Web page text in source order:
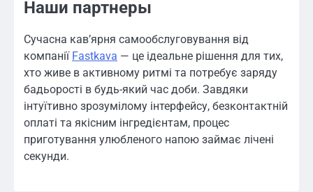
Наши партнеры
Сучасна кав’ярня самообслуговування від
компанії Fastkava — це ідеальне рішення для тих,
хто живе в активному ритмі та потребує заряду
бадьорості в будь-який час доби. Завдяки
інтуїтивно зрозумілому інтерфейсу, безконтактній
оплаті та якісним інгредієнтам, процес
приготування улюбленого напою займає лічені
секунди.